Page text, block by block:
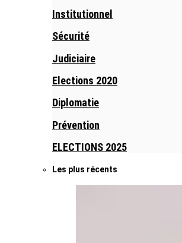
Institutionnel
Sécurité
Judiciaire
Elections 2020
Diplomatie
Prévention
ELECTIONS 2025
Les plus récents